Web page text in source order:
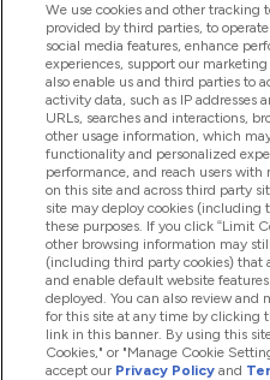
Βοήθεια &
Προϊόντα
Εταιρικές
Εκπτώσεις &
2026 The Hut.com Ltd
We use cookies and other tracking
provided by third parties, to
social media features, enhance
experiences, support our
also enable us and third parties to
activity data, such as IP addresses
URLs, searches and interactions,
other usage information, which
functionality and personalized
performance, and reach users
on this site and across third party
site may deploy cookies (including
these purposes. If you click “Limit
other browsing information may
(including third party cookies) that
and enable default website
deployed. You can also review and
for this site at any time by clicking
link in this banner. By using this
Cookies," or "Manage Cookie
accept our Privacy Policy and